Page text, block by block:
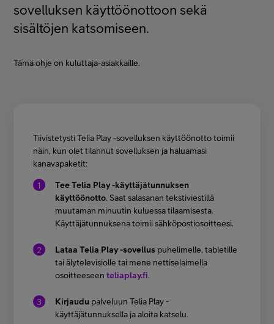
Asiakastuki
sovelluksen käyttöönottoon sekä
sisältöjen katsomiseen.
Tämä ohje on kuluttaja-asiakkaille.
Tiivistetysti Telia Play -sovelluksen käyttöönotto toimii
näin, kun olet tilannut sovelluksen ja haluamasi
kanavapaketit:
Tee Telia Play -käyttäjätunnuksen
käyttöönotto. Saat salasanan tekstiviestillä
muutaman minuutin kuluessa tilaamisesta.
Käyttäjätunnuksena toimii sähköpostiosoitteesi.
Lataa Telia Play -sovellus puhelimelle, tabletille
tai älytelevisiolle tai mene nettiselaimella
osoitteeseenteliaplay.fi.
Kirjaudu palveluun Telia Play -
käyttäjätunnuksella ja aloita katselu.